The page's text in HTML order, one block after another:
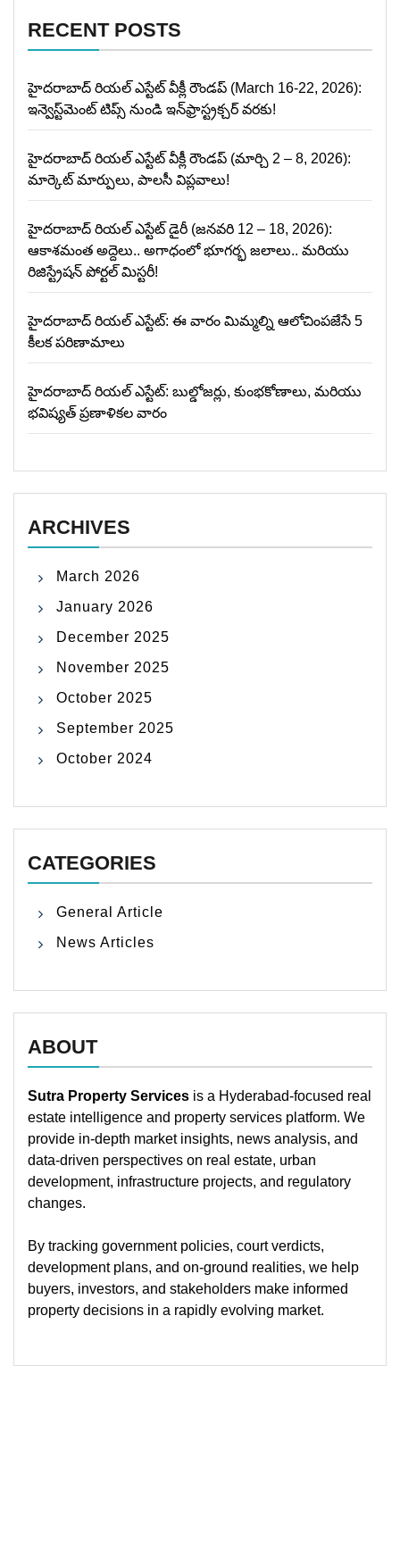
RECENT POSTS
హైదరాబాద్ రియల్ ఎస్టేట్ వీక్లీ రౌండప్ (March 16-22, 2026):
ఇన్వెస్ట్‌మెంట్ టిప్స్ నుండి ఇన్‌ఫ్రాస్ట్రక్చర్ వరకు!
హైదరాబాద్ రియల్ ఎస్టేట్ వీక్లీ రౌండప్ (మార్చి 2 – 8, 2026):
మార్కెట్ మార్పులు, పాలసీ విప్లవాలు!
హైదరాబాద్ రియల్ ఎస్టేట్ డైరీ (జనవరి 12 – 18, 2026):
ఆకాశమంత అద్దెలు.. అగాధంలో భూగర్భ జలాలు.. మరియు
రిజిస్ట్రేషన్ పోర్టల్ మిస్టరీ!
హైదరాబాద్ రియల్ ఎస్టేట్: ఈ వారం మిమ్మల్ని ఆలోచింపజేసే 5
కీలక పరిణామాలు
హైదరాబాద్ రియల్ ఎస్టేట్: బుల్డోజర్లు, కుంభకోణాలు, మరియు
భవిష్యత్ ప్రణాళికల వారం
ARCHIVES
March 2026
January 2026
December 2025
November 2025
October 2025
September 2025
October 2024
CATEGORIES
General Article
News Articles
ABOUT
Sutra Property Services is a Hyderabad-focused real
estate intelligence and property services platform. We
provide in-depth market insights, news analysis, and
data-driven perspectives on real estate, urban
development, infrastructure projects, and regulatory
changes.
By tracking government policies, court verdicts,
development plans, and on-ground realities, we help
buyers, investors, and stakeholders make informed
property decisions in a rapidly evolving market.